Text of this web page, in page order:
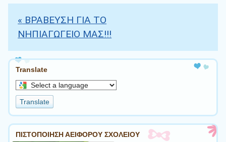
Πλοήγηση άρθρων
« ΒΡΑΒΕΥΣΗ ΓΙΑ ΤΟ
ΝΗΠΙΑΓΩΓΕΙΟ ΜΑΣ!!!
Translate
Select
a
language
to
translate
this
Translate
ΠΙΣΤΟΠΟΙΗΣΗ ΑΕΙΦΟΡΟΥ ΣΧΟΛΕΙΟΥ